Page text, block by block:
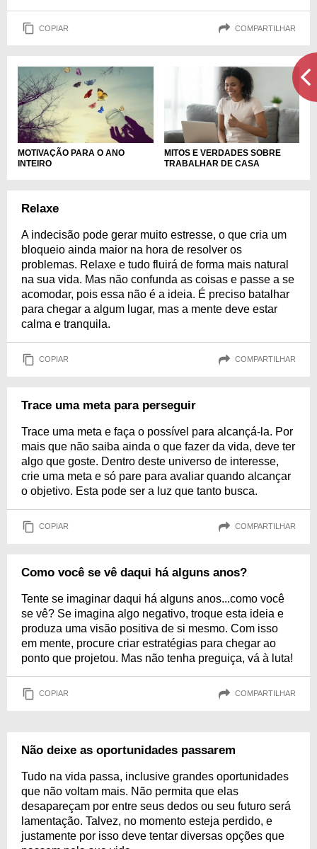
COPIAR COMPARTILHAR
MOTIVAÇÃO PARA O ANO
INTEIRO
MITOS E VERDADES SOBRE
TRABALHAR DE CASA
Relaxe
A indecisão pode gerar muito estresse, o que cria um
bloqueio ainda maior na hora de resolver os
problemas. Relaxe e tudo fluirá de forma mais natural
na sua vida. Mas não confunda as coisas e passe a se
acomodar, pois essa não é a ideia. É preciso batalhar
para chegar a algum lugar, mas a mente deve estar
calma e tranquila.
COPIAR COMPARTILHAR
Trace uma meta para perseguir
Trace uma meta e faça o possível para alcançá-la. Por
mais que não saiba ainda o que fazer da vida, deve ter
algo que goste. Dentro deste universo de interesse,
crie uma meta e só pare para avaliar quando alcançar
o objetivo. Esta pode ser a luz que tanto busca.
COPIAR COMPARTILHAR
Como você se vê daqui há alguns anos?
Tente se imaginar daqui há alguns anos...como você
se vê? Se imagina algo negativo, troque esta ideia e
produza uma visão positiva de si mesmo. Com isso
em mente, procure criar estratégias para chegar ao
ponto que projetou. Mas não tenha preguiça, vá à luta!
COPIAR COMPARTILHAR
Não deixe as oportunidades passarem
Tudo na vida passa, inclusive grandes oportunidades
que não voltam mais. Não permita que elas
desapareçam por entre seus dedos ou seu futuro será
lamentação. Talvez, no momento esteja perdido, e
justamente por isso deve tentar diversas opções que